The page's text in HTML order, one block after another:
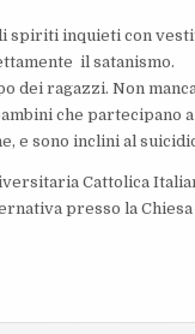
spiriti inquieti con
il satanismo.
dei ragazzi. Non
che partecipano
e sono inclini al
Cattolica
presso la Chiesa